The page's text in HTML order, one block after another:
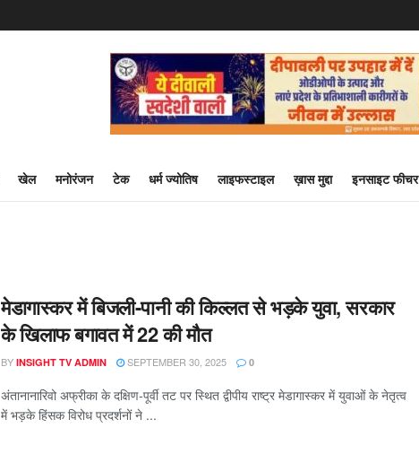
खेल मनोरंजन टेक धर्म ज्योतिष लाइफस्टाइल ख़ास मुद्दा इनसाइट फीचर
मेडागास्कर में बिजली-पानी की किल्लत से भड़के युवा, सरकार
के खिलाफ बगावत में 22 की मौत
BY INSIGHT TV ADMIN SEPTEMBER 30, 2025 0
अंतानानारिवो अफ्रीका के दक्षिण-पूर्वी तट पर स्थित द्वीपीय राष्ट्र मेडागास्कर में युवाओं के नेतृत्व
में भड़के हिंसक विरोध प्रदर्शनों ने ...